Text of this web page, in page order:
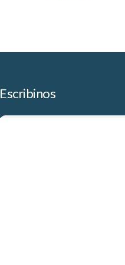
Escribinos